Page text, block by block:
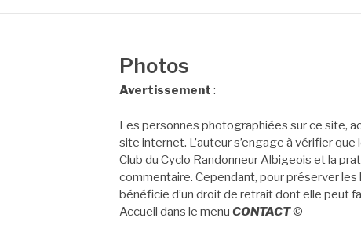
Photos
Avertissement :
Les personnes photographiées sur ce site,
site internet. L’auteur s’engage à vérifier
Club du Cyclo Randonneur Albigeois et la
commentaire. Cependant, pour préserver
bénéficie d’un droit de retrait dont elle peut
Accueil dans le menu CONTACT©